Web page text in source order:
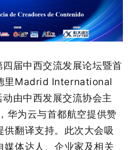
届中西交流发展论坛暨首
里Madrid International
由中西发展交流协会主
华为云与首都航空提供赞
翻译支持。此次大会吸
媒体达人、企业家及相关